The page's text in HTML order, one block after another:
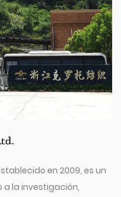
en 2009, es un
la investigación,